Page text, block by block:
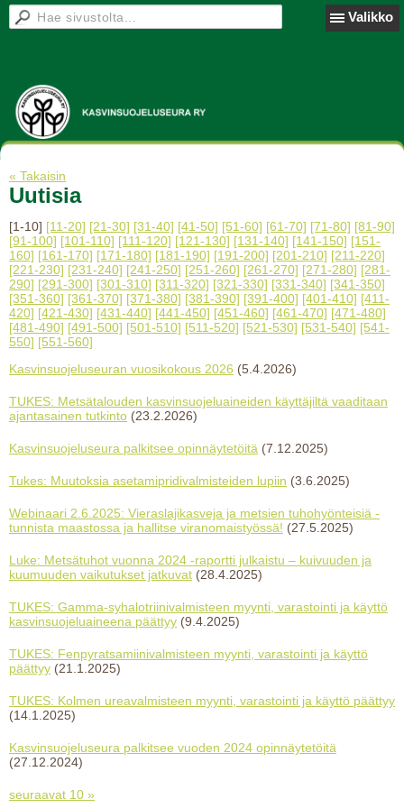
Valikko
« Takaisin
Uutisia
[1-10] [11-20] [21-30] [31-40] [41-50] [51-60] [61-70] [71-80] [81-90]
[91-100] [101-110] [111-120] [121-130] [131-140] [141-150] [151-
160] [161-170] [171-180] [181-190] [191-200] [201-210] [211-220]
[221-230] [231-240] [241-250] [251-260] [261-270] [271-280] [281-
290] [291-300] [301-310] [311-320] [321-330] [331-340] [341-350]
[351-360] [361-370] [371-380] [381-390] [391-400] [401-410] [411-
420] [421-430] [431-440] [441-450] [451-460] [461-470] [471-480]
[481-490] [491-500] [501-510] [511-520] [521-530] [531-540] [541-
550] [551-560]
Kasvinsuojeluseuran vuosikokous 2026 (5.4.2026)
TUKES: Metsätalouden kasvinsuojeluaineiden käyttäjiltä vaaditaan
ajantasainen tutkinto (23.2.2026)
Kasvinsuojeluseura palkitsee opinnäytetöitä (7.12.2025)
Tukes: Muutoksia asetamipridivalmisteiden lupiin (3.6.2025)
Webinaari 2.6.2025: Vieraslajikasveja ja metsien tuhohyönteisiä -
tunnista maastossa ja hallitse viranomaistyössä! (27.5.2025)
Luke: Metsätuhot vuonna 2024 -raportti julkaistu – kuivuuden ja
kuumuuden vaikutukset jatkuvat (28.4.2025)
TUKES: Gamma-syhalotriinivalmisteen myynti, varastointi ja käyttö
kasvinsuojeluaineena päättyy (9.4.2025)
TUKES: Fenpyratsamiinivalmisteen myynti, varastointi ja käyttö
päättyy (21.1.2025)
TUKES: Kolmen ureavalmisteen myynti, varastointi ja käyttö päättyy
(14.1.2025)
Kasvinsuojeluseura palkitsee vuoden 2024 opinnäytetöitä
(27.12.2024)
seuraavat 10 »